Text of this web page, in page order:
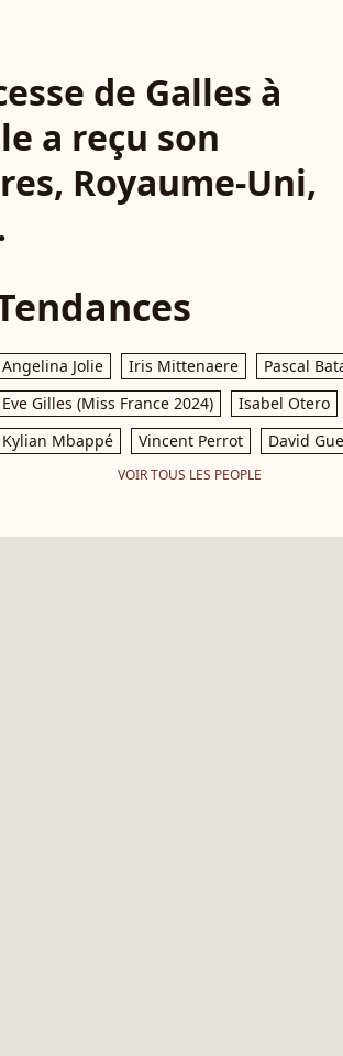
de Galles à
a reçu son
Royaume-Uni,
Angelina Jolie Iris Mittenaere
Pascal
Eve Gilles (Miss France 2024)
Isabel Otero
Kylian Mbappé
Vincent Perrot David
VOIR TOUS LES PEOPLE